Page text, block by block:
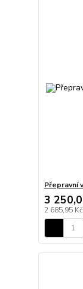
Přepravní
3
2 685,95 Kč